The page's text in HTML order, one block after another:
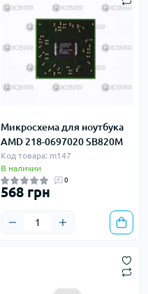
Микросхема для ноутбука
AMD 218-0697020 SB820M
Код товара: m147
В наличии
0
568 грн